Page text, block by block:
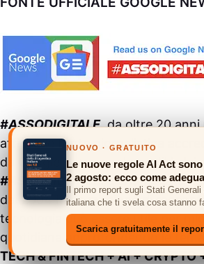
#ASSODIGITALE.da oltre 20 anni
affidabile fonte giornalistica
da
Google Newsper la qualità dei
#ASSODIGITALE.è una testata
dal 2004 ha la missione di
tecnologia può essere utile per
quotidiana approfondendo le
TECH & FINTECH + AI + CRYPTO
NUOVO · GRATUITO
Le nuove regole AI Act
2 agosto: ecco come
Il primo report sugli Stati
italiana che ti svela cosa stanno
Scarica gratuitamente il